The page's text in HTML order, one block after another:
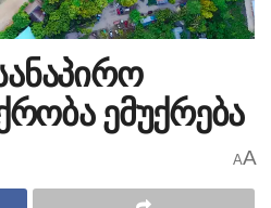
ემუქრება
AA